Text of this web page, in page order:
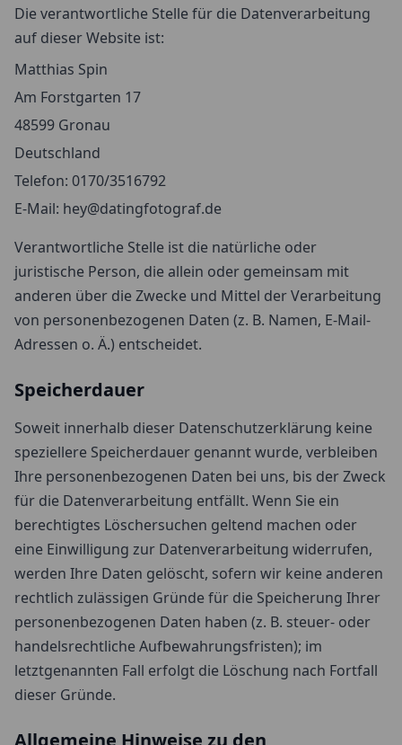
Die verantwortliche Stelle für die Datenverarbeitung
auf dieser Website ist:
Matthias Spin
Am Forstgarten 17
48599 Gronau
Deutschland
Telefon: 0170/3516792
E-Mail: hey@datingfotograf.de
Verantwortliche Stelle ist die natürliche oder
juristische Person, die allein oder gemeinsam mit
anderen über die Zwecke und Mittel der Verarbeitung
von personenbezogenen Daten (z. B. Namen, E-Mail-
Adressen o. Ä.) entscheidet.
Speicherdauer
Soweit innerhalb dieser Datenschutzerklärung keine
speziellere Speicherdauer genannt wurde, verbleiben
Ihre personenbezogenen Daten bei uns, bis der Zweck
für die Datenverarbeitung entfällt. Wenn Sie ein
berechtigtes Löschersuchen geltend machen oder
eine Einwilligung zur Datenverarbeitung widerrufen,
werden Ihre Daten gelöscht, sofern wir keine anderen
rechtlich zulässigen Gründe für die Speicherung Ihrer
personenbezogenen Daten haben (z. B. steuer- oder
handelsrechtliche Aufbewahrungsfristen); im
letztgenannten Fall erfolgt die Löschung nach Fortfall
dieser Gründe.
Allgemeine Hinweise zu den